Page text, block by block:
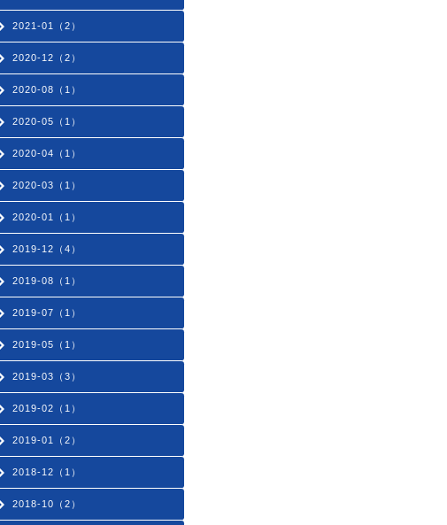
2021-01（2）
2020-12（2）
2020-08（1）
2020-05（1）
2020-04（1）
2020-03（1）
2020-01（1）
2019-12（4）
2019-08（1）
2019-07（1）
2019-05（1）
2019-03（3）
2019-02（1）
2019-01（2）
2018-12（1）
2018-10（2）